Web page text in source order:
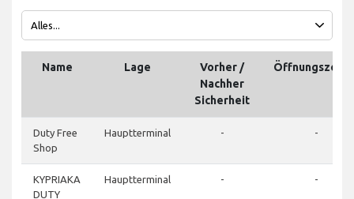
Name Lage
Vorher /
Nachher
Sicherheit
Duty Free
Shop
Hauptterminal - -
KYPRIAKA
DUTY
Hauptterminal - -